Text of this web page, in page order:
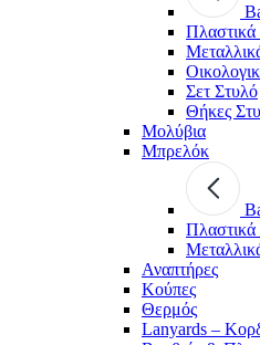
Πλαστικά
Σετ Στυλό
Θήκες
Μολύβια
Μπρελόκ
Αναπτήρες
Κούπες
Θερμός
Lanyards –